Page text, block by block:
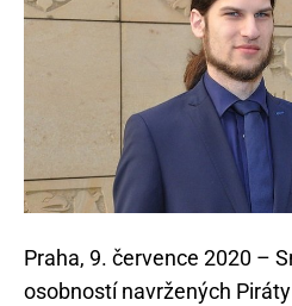
Praha, 9. července 2020 –
osobností navržených